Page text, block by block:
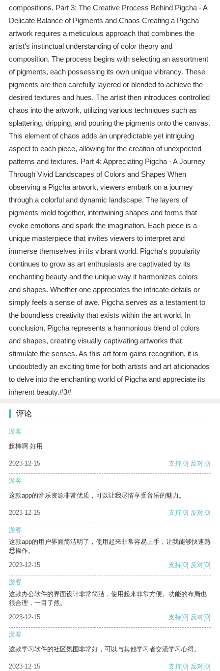
compositions. Part 3: The Creative Process Behind Pigcha - A
Delicate Balance of Pigments and Chaos Creating a Pigcha
artwork requires a meticulous approach that combines the
artist's instinctual understanding of color theory and
composition. The process begins with selecting an assortment
of pigments, each possessing its own unique vibrancy. These
pigments are then carefully layered or blended to achieve the
desired textures and hues. The artist then introduces controlled
chaos into the artwork, utilizing various techniques such as
splattering, dripping, and pouring the pigments onto the canvas.
This element of chaos adds an unpredictable yet intriguing
aspect to each piece, allowing for the creation of unexpected
patterns and textures. Part 4: Appreciating Pigcha - A Journey
Through Vivid Landscapes of Colors and Shapes When
observing a Pigcha artwork, viewers embark on a journey
through a colorful and dynamic landscape. The layers of
pigments meld together, intertwining shapes and forms that
evoke emotions and spark the imagination. Each piece is a
unique masterpiece that invites viewers to interpret and
immerse themselves in its vibrant world. Pigcha's popularity
continues to grow as art enthusiasts are captivated by its
enchanting beauty and the unique way it harmonizes colors
and shapes. Whether one appreciates the intricate details or
simply feels a sense of awe, Pigcha serves as a testament to
the boundless creativity that exists within the art world. In
conclusion, Pigcha represents a harmonious blend of colors
and shapes, creating visually captivating artworks that
stimulate the senses. As this art form gains recognition, it is
undoubtedly an exciting time for both artists and art aficionados
to delve into the enchanting world of Pigcha and appreciate its
inherent beauty.#3#
评论
游客
超棒啊 好用
2023-12-15 支持[0] 反对[0]
游客
这款app的音乐资源非常优质，可以让我尽情享受音乐的魅力。
2023-12-15 支持[0] 反对[0]
游客
这款app的用户界面简洁明了，使用起来非常容易上手，让我能够快速熟
悉操作。
2023-12-15
支持[0] 反对[0]
游客
这款办公软件的界面设计非常简洁，使用起来非常方便。功能的布局也
很合理，一目了然。
2023-12-15
支持[0] 反对[0]
游客
这款学习软件的社区氛围非常好，可以与其他学习者交流学习心得。
2023-12-15 支持[0] 反对[0]